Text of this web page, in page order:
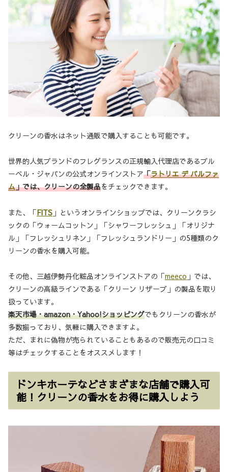
クリーンの香水はネット通販で購入することも可能です。
世界的人気ブランドのフレグランスの正規輸入代理店であるブル
ーベル・ジャパンの公式オンラインストア「ラトリエ デ パルファ
ム」では、クリーンの全製品をチェックできます。
また、「FITS 」というオンラインショップでは、クリーンクラシ
ックの「ウォームコットン」「シャワーフレッシュ」「オリジナ
ル」「フレッシュリネン」「フレッシュランドリー」の5種類のク
リーンの香水を購入可能。
その他、三越伊勢丹化粧品オンラインストアの「meeco 」では、
クリーンの高級ラインである「クリーン リザーブ」の製品を取り
扱っています。
楽天市場・amazon・Yahoo!ショッピングでもクリーンの香水が
多数揃っており、気軽に購入できますよ。
ただ、まれに偽物が売られていることもあるので販売元の口コミ
等はチェックすることをオススメします！
ドンキホーテなどさまざまな店舗で購入可
能！クリーンの香水をお得に購入しよう